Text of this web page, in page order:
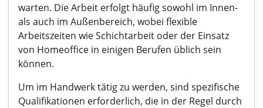
warten. Die Arbeit erfolgt häufig sowohl im Innen-
als auch im Außenbereich, wobei flexible
Arbeitszeiten wie Schichtarbeit oder der Einsatz
von Homeoffice in einigen Berufen üblich sein
können.
Um im Handwerk tätig zu werden, sind spezifische
Qualifikationen erforderlich, die in der Regel durch